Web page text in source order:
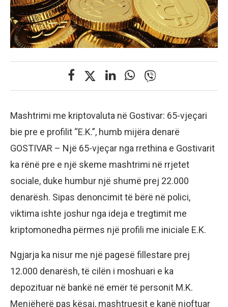
Mashtrimi me kriptovaluta në Gostivar: 65-vjeçari
bie pre e profilit “E.K.”, humb mijëra denarë
​GOSTIVAR – Një 65-vjeçar nga rrethina e Gostivarit
ka rënë pre e një skeme mashtrimi në rrjetet
sociale, duke humbur një shumë prej 22.000
denarësh. Sipas denoncimit të bërë në polici,
viktima ishte joshur nga ideja e tregtimit me
kriptomonedha përmes një profili me iniciale E.K.
​Ngjarja ka nisur me një pagesë fillestare prej
12.000 denarësh, të cilën i moshuari e ka
depozituar në bankë në emër të personit M.K.
Menjëherë pas kësaj, mashtruesit e kanë njoftuar